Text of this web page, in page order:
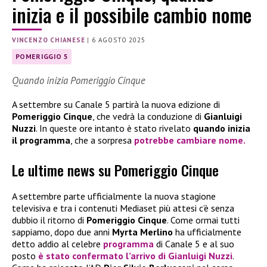
inizia e il possibile cambio nome
VINCENZO CHIANESE | 6 AGOSTO 2025
POMERIGGIO 5
Quando inizia Pomeriggio Cinque
A settembre su Canale 5 partirà la nuova edizione di
Pomeriggio Cinque, che vedrà la conduzione di Gianluigi
Nuzzi. In queste ore intanto è stato rivelato quando inizia
il programma, che a sorpresa potrebbe cambiare nome.
Le ultime news su Pomeriggio Cinque
A settembre parte ufficialmente la nuova stagione
televisiva e tra i contenuti Mediaset più attesi c’è senza
dubbio il ritorno di Pomeriggio Cinque. Come ormai tutti
sappiamo, dopo due anni Myrta Merlino ha ufficialmente
detto addio al celebre programma di Canale 5 e al suo
posto è stato confermato l’arrivo di Gianluigi Nuzzi.